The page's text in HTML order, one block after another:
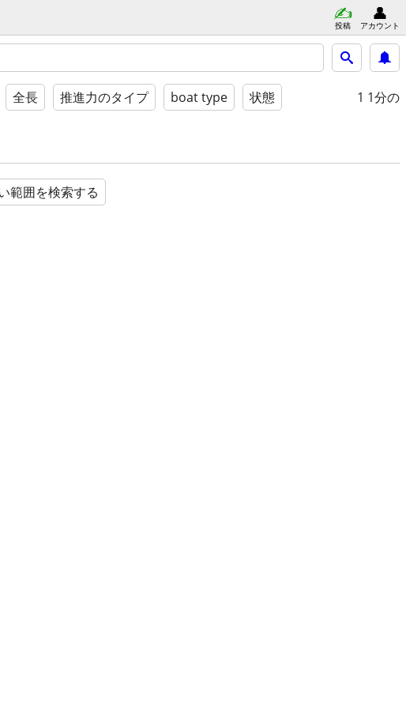
投稿 アカウント
全長 推進力のタイプ boat type 状態 1 1分の
範囲を検索する